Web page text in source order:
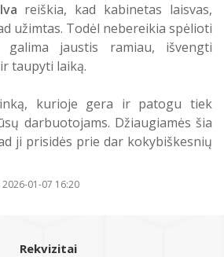
reiškia, kad kabinetas laisvas,
užimtas. Todėl nebereikia spėlioti
jaustis ramiau, išvengti
taupyti laiką.
kurioje gera ir patogu tiek
darbuotojams. Džiaugiamės šia
ji prisidės prie dar kokybiškesnių
01-07 16:20
Rekvizitai